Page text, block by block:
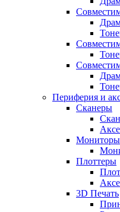
Периферия и
Сканеры
Мониторы
Плоттеры
3D Печать